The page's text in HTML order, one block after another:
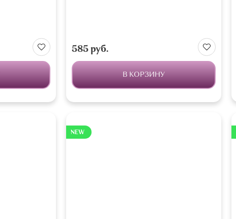
585 руб.
В КОРЗИНУ
NEW